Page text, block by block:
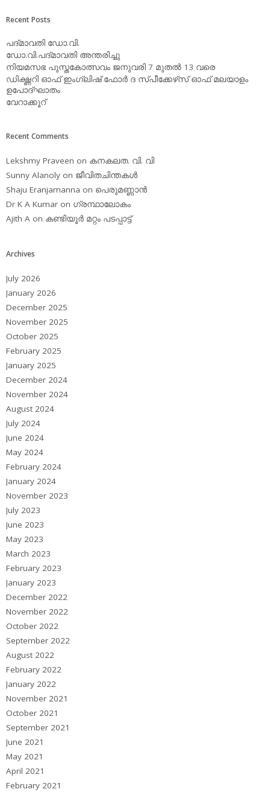
Recent Posts
പദ്മാവതി ഡോ.വി.
ഡോ.വി.പദ്മാവതി അന്തരിച്ചു
നിയമസഭ പുസ്തകോത്സവം ജനുവരി 7 മുതല്‍ 13 വരെ
ഡിക്ഷ്ണറി ഓഫ് ഇംഗ്ലിഷ് ഫോര്‍ ദ സ്പീക്കേഴ്‌സ് ഓഫ് മലയാളം
ഉപോദ്ഘാതം
വേറാക്കൂറ്
Recent Comments
Lekshmy Praveen on കനകലത. വി. വി
Sunny Alanoly on ജീവിതചിന്തകള്‍
Shaju Eranjamanna on പെരുമണ്ണാന്‍
Dr K A Kumar on ഗ്രന്ഥാലോകം
Ajith A on കണ്ടിയൂര്‍ മറ്റം പടപ്പാട്ട്‌
Archives
July 2026
January 2026
December 2025
November 2025
October 2025
February 2025
January 2025
December 2024
November 2024
August 2024
July 2024
June 2024
May 2024
February 2024
January 2024
November 2023
July 2023
June 2023
May 2023
March 2023
February 2023
January 2023
December 2022
November 2022
October 2022
September 2022
August 2022
February 2022
January 2022
November 2021
October 2021
September 2021
June 2021
May 2021
April 2021
February 2021